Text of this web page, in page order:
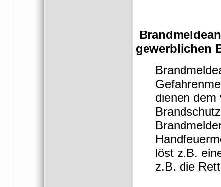
gewerblichen
dienen dem
löst z.B.
z.B. die